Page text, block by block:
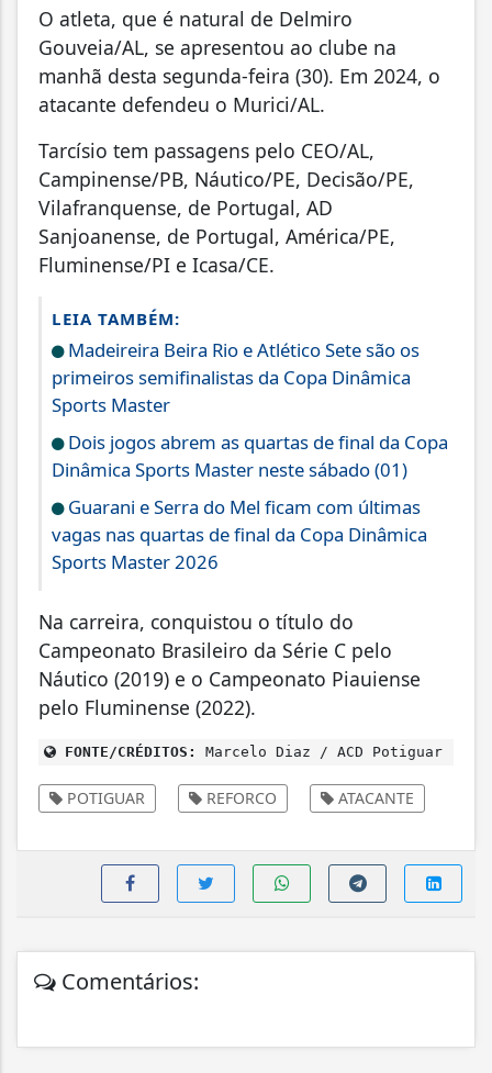
O atleta, que é natural de Delmiro
Gouveia/AL, se apresentou ao clube na
manhã desta segunda-feira (30). Em 2024, o
atacante defendeu o Murici/AL.
Tarcísio tem passagens pelo CEO/AL,
Campinense/PB, Náutico/PE, Decisão/PE,
Vilafranquense, de Portugal, AD
Sanjoanense, de Portugal, América/PE,
Fluminense/PI e Icasa/CE.
LEIA TAMBÉM:
Madeireira Beira Rio e Atlético Sete são os
primeiros semifinalistas da Copa Dinâmica
Sports Master
Dois jogos abrem as quartas de final da Copa
Dinâmica Sports Master neste sábado (01)
Guarani e Serra do Mel ficam com últimas
vagas nas quartas de final da Copa Dinâmica
Sports Master 2026
Na carreira, conquistou o título do
Campeonato Brasileiro da Série C pelo
Náutico (2019) e o Campeonato Piauiense
pelo Fluminense (2022).
FONTE/CRÉDITOS: Marcelo Diaz / ACD Potiguar
POTIGUAR REFORCO ATACANTE
Comentários: